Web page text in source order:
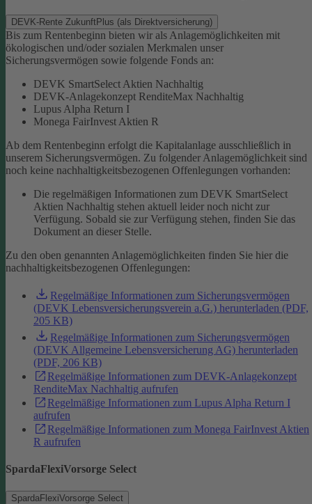
DEVK-Rente ZukunftPlus (als Direktversicherung)
Bis zum Rentenbeginn bieten wir als Anlagemöglichkeiten mit
ökologischen und/oder sozialen Merkmalen unser
Sicherungsvermögen sowie folgende Fonds an:
DEVK SmartSelect Aktien Nachhaltig
DEVK-Anlagekonzept RenditeMax Nachhaltig
Lupus Alpha Return I
Monega FairInvest Aktien R
Ab dem Rentenbeginn erfolgt die Kapitalanlage ausschließlich in
unserem Sicherungsvermögen. Zu folgender Anlagemöglichkeit sind
noch keine nachhaltigkeitsbezogenen Offenlegungen vorhanden:
Die regelmäßigen Informationen zum DEVK SmartSelect
Aktien Nachhaltig stehen aktuell leider noch nicht zur
Verfügung. Sobald sie zur Verfügung stehen, finden Sie das
Dokument an dieser Stelle.
Zu den oben genannten Anlagemöglichkeiten finden Sie hier die
nachhaltigkeitsbezogenen Offenlegungen:
Regelmäßige Informationen zum Sicherungsvermögen
(DEVK Lebensversicherungsverein a.G.) herunterladen (PDF,
205 KB)
Regelmäßige Informationen zum Sicherungsvermögen
(DEVK Allgemeine Lebensversicherung AG) herunterladen
(PDF, 206 KB)
Regelmäßige Informationen zum DEVK-Anlagekonzept
RenditeMax Nachhaltig aufrufen
Regelmäßige Informationen zum Lupus Alpha Return I
aufrufen
Regelmäßige Informationen zum Monega FairInvest Aktien
R aufrufen
SpardaFlexiVorsorge Select
SpardaFlexiVorsorge Select